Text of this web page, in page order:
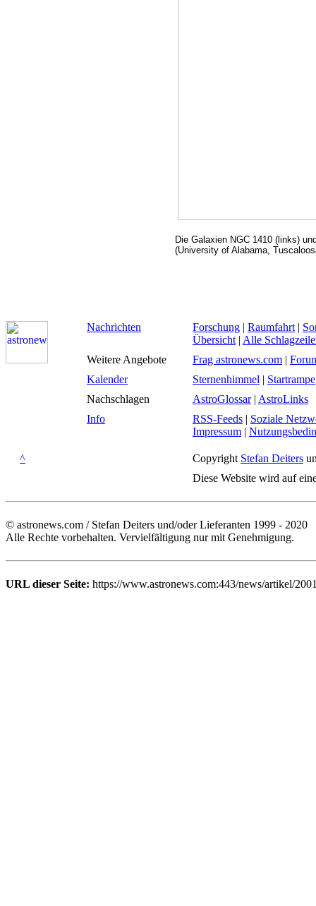
Die Galaxien NGC 1410 (links)
(University of Alabama,
Nachrichten Forschung | Raumfahrt |
Übersicht | Alle
Weitere Angebote
Frag astronews.com |
Kalender
Sternenhimmel | Startrampe
Nachschlagen
AstroGlossar| AstroLinks
Info
RSS-Feeds | Soziale
Impressum |
^ Copyright Stefan Deiters
Diese Website wird auf
© astronews.com / Stefan Deiters und/oder Lieferanten 1999 - 2020
Alle Rechte vorbehalten. Vervielfältigung nur mit Genehmigung.
URL dieser Seite: https://www.astronews.com:443/news/artikel/